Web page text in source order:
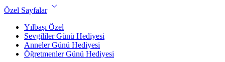
Özel Sayfalar
Yılbaşı Özel
Sevgililer Günü Hediyesi
Anneler Günü Hediyesi
Öğretmenler Günü Hediyesi